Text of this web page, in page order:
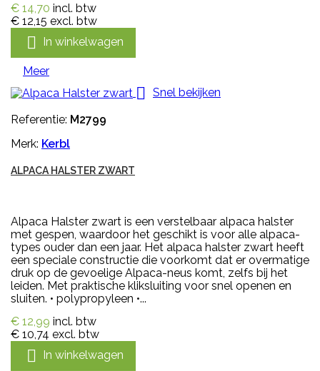
€ 14,70 incl. btw
€ 12,15 excl. btw
 In winkelwagen
Meer
 Snel bekijken
Referentie: M2799
Merk: Kerbl
ALPACA HALSTER ZWART
Alpaca Halster zwart is een verstelbaar alpaca halster
met gespen, waardoor het geschikt is voor alle alpaca-
types ouder dan een jaar. Het alpaca halster zwart heeft
een speciale constructie die voorkomt dat er overmatige
druk op de gevoelige Alpaca-neus komt, zelfs bij het
leiden. Met praktische kliksluiting voor snel openen en
sluiten. • polypropyleen •...
€ 12,99 incl. btw
€ 10,74 excl. btw
 In winkelwagen